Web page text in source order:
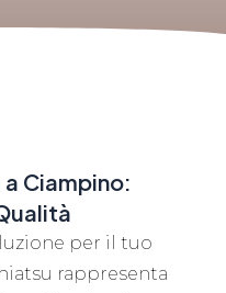
Ciampino:
per il tuo
rappresenta